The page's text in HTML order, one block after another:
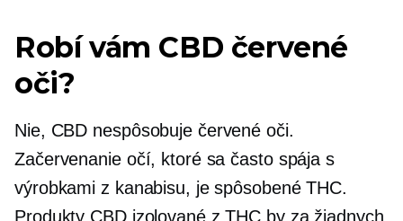
Robí vám CBD červené
oči?
Nie, CBD nespôsobuje červené oči.
Začervenanie očí, ktoré sa často spája s
výrobkami z kanabisu, je spôsobené THC.
Produkty CBD izolované z THC by za žiadnych